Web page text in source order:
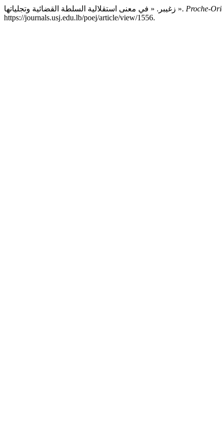
زغيبر. « في معنى استقلالية السلطة القضائية وتجلياتها ». Proche-
https://journals.usj.edu.lb/poej/article/view/1556.